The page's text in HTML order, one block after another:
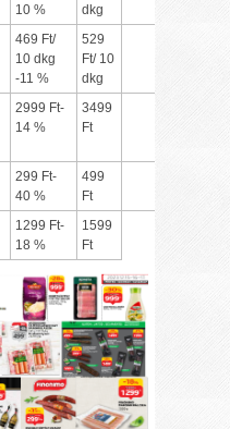
10 %
dkg
469 Ft/
10 dkg
-11 %
529
Ft/ 10
dkg
2999 Ft-
14 %
3499
Ft
299 Ft-
40 %
499
Ft
1299 Ft-
18 %
1599
Ft